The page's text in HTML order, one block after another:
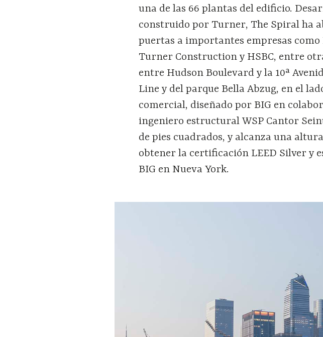
una de las 66 plantas del edificio.
construido por Turner, The Spiral ha
puertas a importantes empresas
Turner Construction y HSBC, entre
entre Hudson Boulevard y la 10ª
Line y del parque Bella Abzug, en el
comercial, diseñado por BIG en
ingeniero estructural WSP Cantor
de pies cuadrados, y alcanza una
obtener la certificación LEED Silver y
BIG en Nueva York.